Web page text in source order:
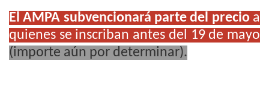
El AMPA subvencionará parte del precioa
quienes se inscriban antes del 19 de mayo
(importe aún por determinar).